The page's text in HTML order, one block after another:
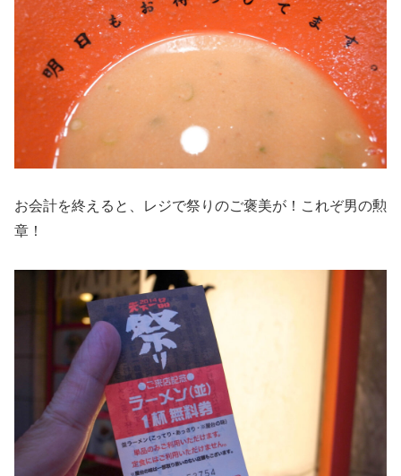
お会計を終えると、レジで祭りのご褒美が！これぞ男の勲
章！